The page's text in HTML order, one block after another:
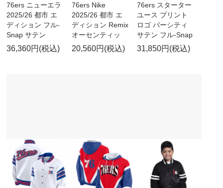
76ers ニューエラ
2025/26 都市 エ
ディション フル-
Snap サテン
36,360円(税込)
76ers Nike
2025/26 都市 エ
ディション Remix
オーセンティッ
20,560円(税込)
76ers スターター
ユース プリント
ロゴ バーシティ
サテン フル-Snap
31,850円(税込)